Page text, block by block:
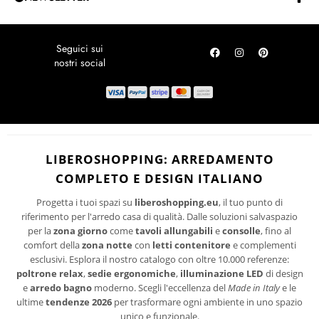
Privacy Policy
PROMOZIONI
LOCALITÀ DISAGIATE
RICHIEDI UN RESO
aggiornato sulle ultime tendenze di design, promozioni riservate e
novità per la tua casa.
I suoi dati personali verranno trattati per le finalità connesse all'invio delle
Per maggiori informazioni sul trattamento dei dati personali consultare laPRIVACY
del sito.
LIBEROSHOPPING: ARREDAMENTO
COMPLETO E DESIGN ITALIANO
Progetta i tuoi spazi su liberoshopping.eu, il tuo punto di
riferimento per l'arredo casa di qualità. Dalle soluzioni salvaspazio
per lazona giornocometavoli allungabili econsolle, fino al
comfort dellazona notte con letti contenitore e complementi
esclusivi. Esplora il nostro catalogo con oltre 10.000 referenze:
poltrone relax,sedie ergonomiche, illuminazione LED di design
earredo bagno moderno. Scegli l'eccellenza delMade in Italye le
ultimetendenze 2026 per trasformare ogni ambiente in uno spazio
unico e funzionale.